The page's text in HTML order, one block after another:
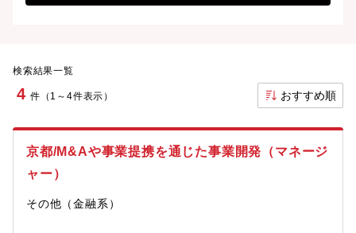
検索結果一覧
4 件（1～4件表示） おすすめ順
京都/M&Aや事業提携を通じた事業開発（マネージ
ャー）
その他（金融系）